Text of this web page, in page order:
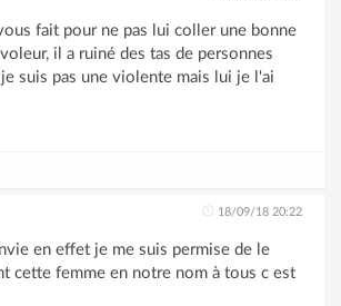
fait pour ne pas lui coller une bonne
il a ruiné des tas de personnes
suis pas une violente mais lui je l'ai
18/09/18 20:22
en effet je me suis permise de le
cette femme en notre nom à tous c est